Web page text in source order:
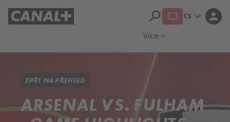
Více expand_more
search CS expand_more person
ZPĚT NA PŘEHLED
ARSENAL VS. FULHAM